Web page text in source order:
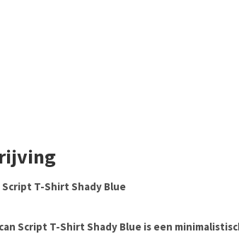
Script T-Shirt Shady Blue
Script T-Shirt Shady Blue is een